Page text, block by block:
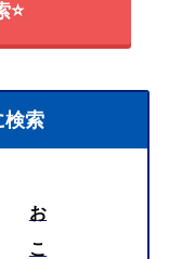
⭐
検索
お
こ